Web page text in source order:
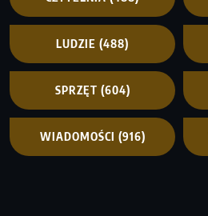
LUDZIE (488)
SPRZĘT (604)
WIADOMOŚCI (916)